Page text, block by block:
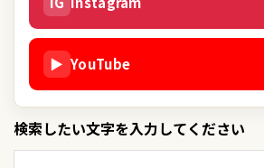
▶ YouTube
検索したい文字を入力してください